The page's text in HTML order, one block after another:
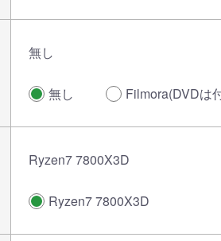
無し
無し Filmora(DVDは
Ryzen7 7800X3D
Ryzen7 7800X3D